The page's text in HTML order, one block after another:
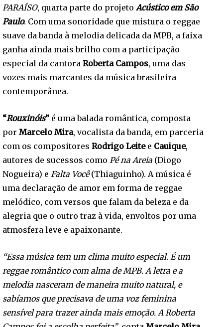
PARAÍSO, quarta parte do projeto Acústico em São
Paulo. Com uma sonoridade que mistura o reggae
suave da banda à melodia delicada da MPB, a faixa
ganha ainda mais brilho com a participação
especial da cantora Roberta Campos, uma das
vozes mais marcantes da música brasileira
contemporânea.
“Rouxinóis” é uma balada romântica, composta
por Marcelo Mira, vocalista da banda, em parceria
com os compositores Rodrigo Leitee Cauique,
autores de sucessos como Pé na Areia (Diogo
Nogueira) e Falta Você(Thiaguinho). A música é
uma declaração de amor em forma de reggae
melódico, com versos que falam da beleza e da
alegria que o outro traz à vida, envoltos por uma
atmosfera leve e apaixonante.
“Essa música tem um clima muito especial. É um
reggae romântico com alma de MPB. A letra e a
melodia nasceram de maneira muito natural, e
sabíamos que precisava de uma voz feminina
sensível para trazer ainda mais emoção. A Roberta